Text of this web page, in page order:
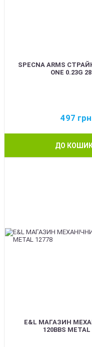
SPECNA ARMS
ONE 0.23G
497 грн
ДО
E&L МАГАЗИН
120BBS METAL